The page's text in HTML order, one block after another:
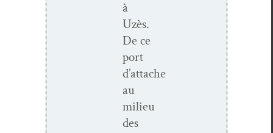
à
Uzès.
De ce
port
d’attache
au
milieu
des